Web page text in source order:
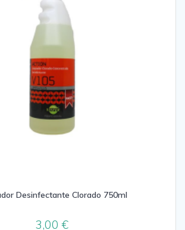
Desinfectante Clorado 750ml
3,00€